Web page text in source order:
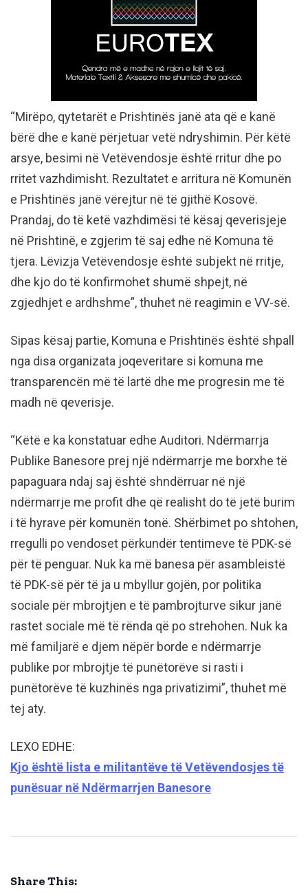
“Mirëpo, qytetarët e Prishtinës janë ata që e kanë
bërë dhe e kanë përjetuar vetë ndryshimin. Për këtë
arsye, besimi në Vetëvendosje është rritur dhe po
rritet vazhdimisht. Rezultatet e arritura në Komunën
e Prishtinës janë vërejtur në të gjithë Kosovë.
Prandaj, do të ketë vazhdimësi të kësaj qeverisjeje
në Prishtinë, e zgjerim të saj edhe në Komuna të
tjera. Lëvizja Vetëvendosje është subjekt në rritje,
dhe kjo do të konfirmohet shumë shpejt, në
zgjedhjet e ardhshme”, thuhet në reagimin e VV-së.
Sipas kësaj partie, Komuna e Prishtinës është shpall
nga disa organizata joqeveritare si komuna me
transparencën më të lartë dhe me progresin me të
madh në qeverisje.
“Këtë e ka konstatuar edhe Auditori. Ndërmarrja
Publike Banesore prej një ndërmarrje me borxhe të
papaguara ndaj saj është shndërruar në një
ndërmarrje me profit dhe që realisht do të jetë burim
i të hyrave për komunën tonë. Shërbimet po shtohen,
rregulli po vendoset përkundër tentimeve të PDK-së
për të penguar. Nuk ka më banesa për asambleistë
të PDK-së për të ja u mbyllur gojën, por politika
sociale për mbrojtjen e të pambrojturve sikur janë
rastet sociale më të rënda që po strehohen. Nuk ka
më familjarë e djem nëpër borde e ndërmarrje
publike por mbrojtje të punëtorëve si rasti i
punëtorëve të kuzhinës nga privatizimi”, thuhet më
tej aty.
LEXO EDHE:
Kjo është lista e militantëve të Vetëvendosjes të
punësuar në Ndërmarrjen Banesore
Share This: